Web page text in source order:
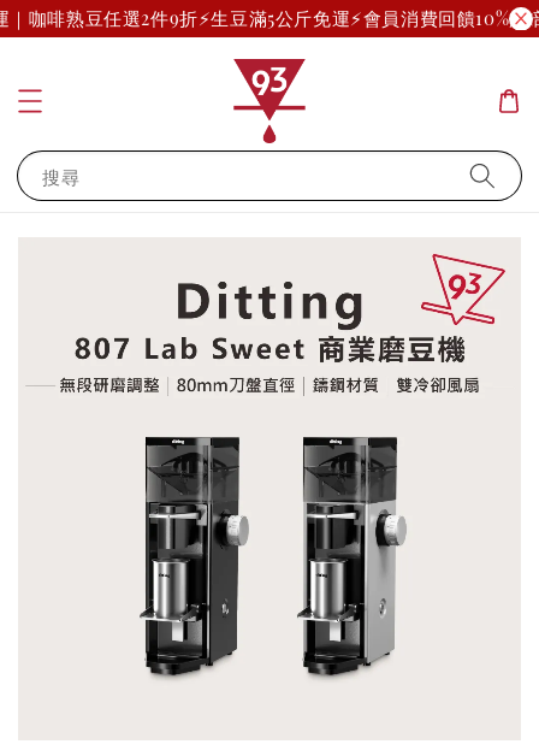
咖啡熟豆任選2件9折⚡生豆滿5公斤免運⚡會員消費回饋10%起(
搜尋